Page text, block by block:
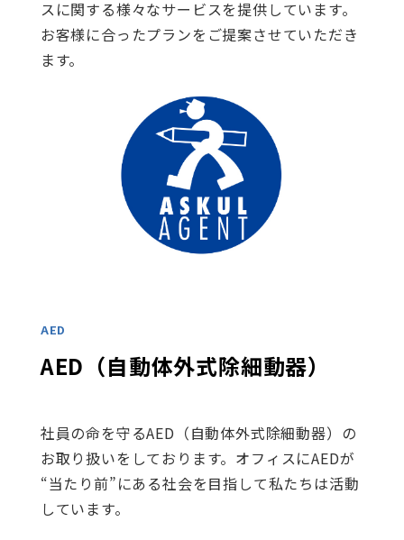
スに関する様々なサービスを提供しています。
お客様に合ったプランをご提案させていただき
ます。
AED
AED（自動体外式除細動器）
社員の命を守るAED（自動体外式除細動器）の
お取り扱いをしております。オフィスにAEDが
“当たり前”にある社会を目指して私たちは活動
しています。